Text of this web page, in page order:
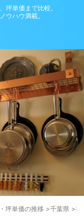
坪単価まで比較。
ウハウ満載。
坪単価の推移 >千葉県 >神